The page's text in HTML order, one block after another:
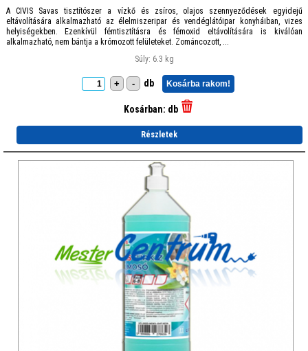
A CIVIS Savas tisztítószer a vízkő és zsíros, olajos szennyeződések egyidejű
eltávolítására alkalmazható az élelmiszeripar és vendéglátóipar konyháiban, vizes
helyiségekben. Ezenkívül fémtisztításra és fémoxid eltávolítására is kiválóan
alkalmazható, nem bántja a krómozott felületeket. Zománcozott, ...
Súly: 6.3 kg
+ - db Kosárba rakom!
Kosárban: db
Részletek